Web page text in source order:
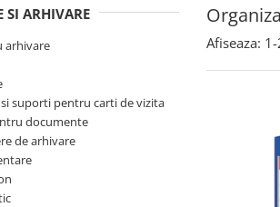
si
cutite pentru
lupe
SI ARHIVARE
arhivare
suporti pentru carti de vizita
documente
de arhivare
Afiseaza: 1-